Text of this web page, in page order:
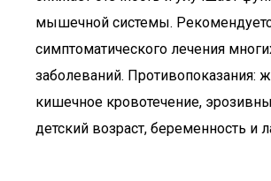
мышечной системы.
симптоматического лечения
заболеваний. Противопоказания:
кишечное кровотечение,
детский возраст, беременность и